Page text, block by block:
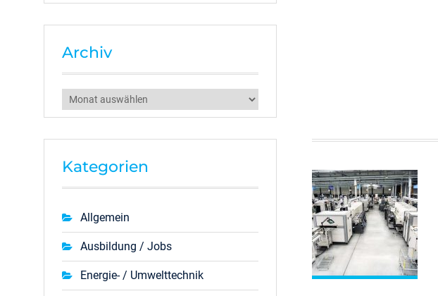
Archiv
Archiv
Kategorien
Allgemein
Ausbildung / Jobs
Energie- / Umwelttechnik